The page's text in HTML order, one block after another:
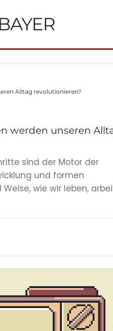
Alltag revolutionieren?
werden unseren
sind der Motor der
und formen
wie wir leben,